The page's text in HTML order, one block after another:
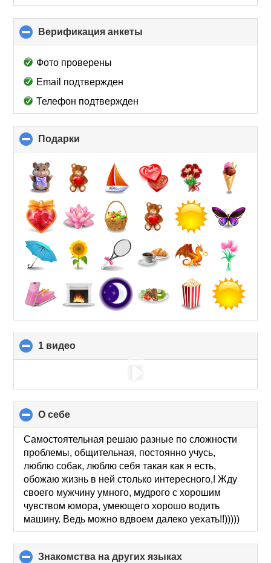
Верификация анкеты
to
Фото проверены
Email подтвержден
Телефон подтвержден
Подарки
to
collapse
contents
1 видео
to
О себе
to
collapse
contents
Самостоятельная решаю разные по сложности
проблемы, общительная, постоянно учусь,
люблю собак, люблю себя такая как я есть,
обожаю жизнь в ней столько интересного,! Жду
своего мужчину умного, мудрого с хорошим
чувством юмора, умеющего хорошо водить
машину. Ведь можно вдвоем далеко уехать!!)))))
Знакомства на других языках